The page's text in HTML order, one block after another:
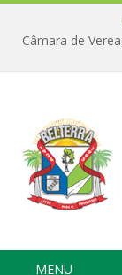
MENU